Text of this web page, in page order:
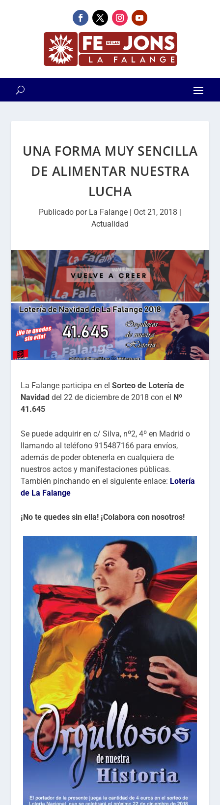
UNA FORMA MUY SENCILLA
DE ALIMENTAR NUESTRA
LUCHA
Publicado por La Falange | Oct 21, 2018 |
Actualidad
La Falange participa en elSorteo de Lotería de
Navidad del 22 de diciembre de 2018 con el Nº
41.645
Se puede adquirir en c/ Silva, nº2, 4º en Madrid o
llamando al teléfono 915487166 para envíos,
además de poder obtenerla en cualquiera de
nuestros actos y manifestaciones públicas.
También pinchando en el siguiente enlace: Lotería
de La Falange
¡No te quedes sin ella! ¡Colabora con nosotros!